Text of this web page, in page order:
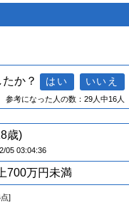
か？
参考になった人の数：29人中16人
歳)
05 03:04:36
700万円未満
]